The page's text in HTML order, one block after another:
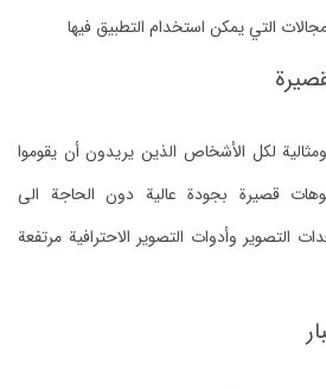
التي يمكن استخدام التطبيق فيها
لكل الأشخاص الذين يريدون أن يقوموا
قصيرة بجودة عالية دون الحاجة الى
التصوير وأدوات التصوير الاحترافية مرتفعة